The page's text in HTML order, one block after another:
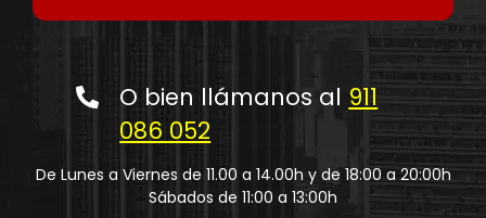
O bien llámanos al 911
086 052
De Lunes a Viernes de 11.00 a 14.00h y de 18:00 a 20:00h
Sábados de 11:00 a 13:00h